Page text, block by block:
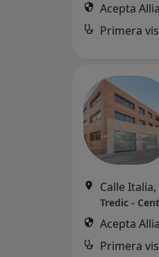
Acepta
Primera
Calle
Tredic -
Acepta
Primera